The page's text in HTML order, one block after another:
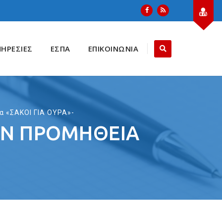
ΕΣΠΑ ΕΠΙΚΟΙΝΩΝΙΑ
«ΣΑΚΟΙ ΓΙΑ ΟΥΡΑ»-
ΠΡΟΜΉΘΕΙΑ